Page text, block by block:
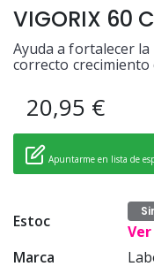
VIGORIX 60
Ayuda a fortalecer
correcto crecimiento
20,95 €
Apuntarme en lista de
Estoc
Marca